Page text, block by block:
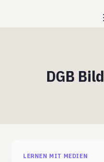
DGB
LERNEN MIT MEDIEN